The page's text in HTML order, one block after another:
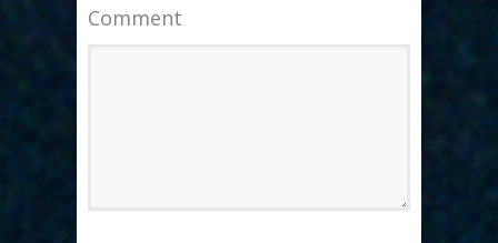
Comment